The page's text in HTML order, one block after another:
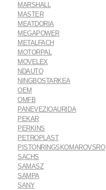
MARSHALL
MASTER
MEATDORIA
MEGAPOWER
METALFACH
MOTORPAL
MOVELEX
NDAUTO
NINGBOSTARKEA
OEM
OMFB
PANEVEZIOAURIDA
PEKAR
PERKINS
PETROPLAST
PISTONRINGSKOMAROVSRO
SACHS
SAMASZ
SAMPA
SANY